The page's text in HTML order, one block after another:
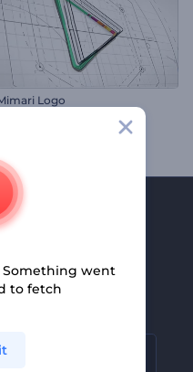
Logo
olarak size
Something went
to fetch